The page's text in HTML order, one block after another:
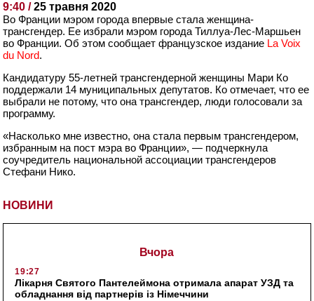
НОВИНИ
Вчора
19:27
Лікарня Святого Пантелеймона отримала апарат УЗД та
обладнання від партнерів із Німеччини
9:40 /25 травня 2020
Во Франции мэром города впервые стала женщина-
трансгендер. Ее избрали мэром города Тиллуа-Лес-Маршьен
во Франции. Об этом сообщает французское издание La Voix
du Nord.
Кандидатуру 55-летней трансгендерной женщины Мари Ко
поддержали 14 муниципальных депутатов. Ко отмечает, что ее
выбрали не потому, что она трансгендер, люди голосовали за
программу.
«Насколько мне известно, она стала первым трансгендером,
избранным на пост мэра во Франции», — подчеркнула
соучредитель национальной ассоциации трансгендеров
Стефани Нико.